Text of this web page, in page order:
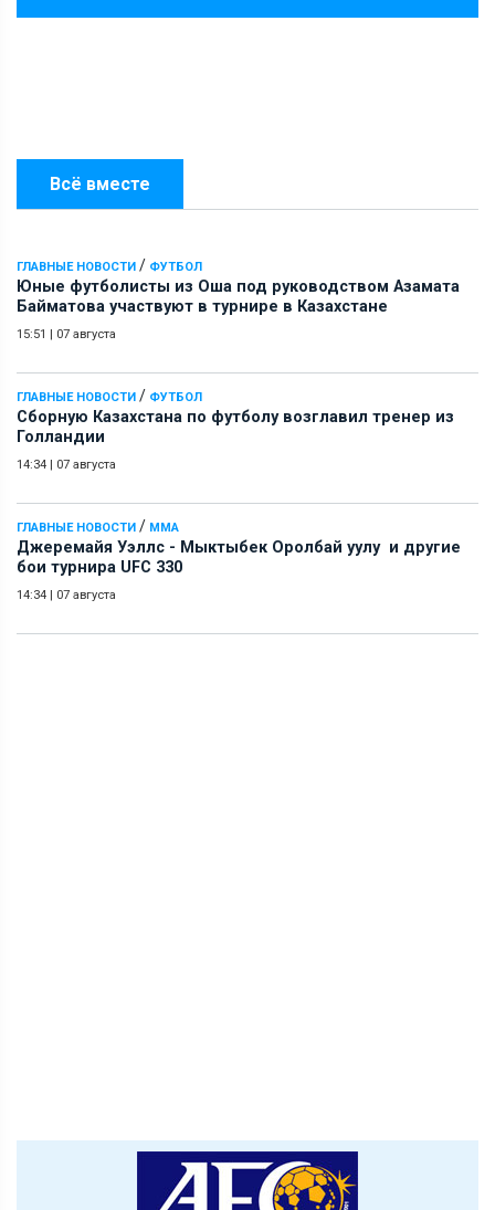
Всё вместе
ГЛАВНЫЕ НОВОСТИ / ФУТБОЛ
Юные футболисты из Оша под руководством Азамата
Байматова участвуют в турнире в Казахстане
15:51 07 августа
ГЛАВНЫЕ НОВОСТИ / ФУТБОЛ
Сборную Казахстана по футболу возглавил тренер из
Голландии
14:34 07 августа
ГЛАВНЫЕ НОВОСТИ / ММА
Джеремайя Уэллс - Мыктыбек Оролбай уулу и другие
бои турнира UFC 330
14:34 07 августа